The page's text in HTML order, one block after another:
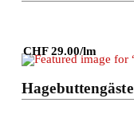
CHF 29.00/lm
Hagebuttengäste